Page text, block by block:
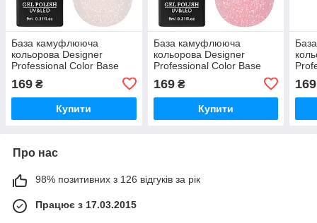
База камуфлююча
кольорова Designer
Professional Color Base
169 ₴
Купити
База камуфлююча
кольорова Designer
Professional Color Base
169₴
Купити
169
Про нас
98% позитивних з 126 відгуків за рік
Працює з 17.03.2015